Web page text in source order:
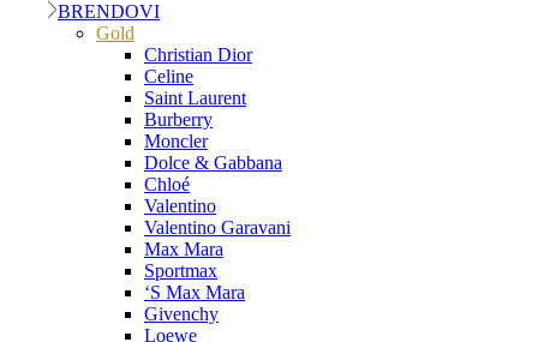
BRENDOVI
Gold
Christian Dior
Celine
Saint Laurent
Burberry
Moncler
Dolce & Gabbana
Chloé
Valentino
Valentino Garavani
Max Mara
Sportmax
‘S Max Mara
Givenchy
Loewe